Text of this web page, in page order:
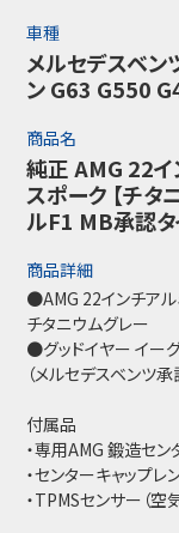
車種
メルセデスベン
ン G63 G550
商品名
純正 AMG 22イ
スポーク 【チタ
ルF1 MB承認タ
商品詳細
●AMG 22インチア
チタニウムグレー
●グッドイヤー イー
（メルセデスベンツ承
付属品
・専用AMG 鍛造セン
・センターキャップレ
・TPMSセンサー（